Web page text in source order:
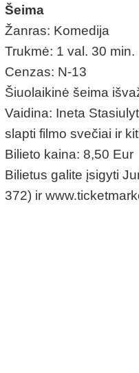
Šeima
Žanras: Komedija
Trukmė: 1 val. 30 min.
Cenzas: N-13
Šiuolaikinė šeima
Vaidina: Ineta
slapti filmo svečiai ir
Bilieto kaina: 8,50 Eur
Bilietus galite įsigyti
372) ir